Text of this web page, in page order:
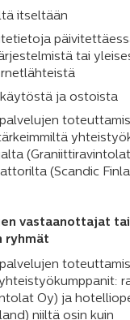
itseltään
tai
ja ostoista
(Scandic
vastaanottajat tai
ryhmät
Oy) ja
niiltä osin kuin